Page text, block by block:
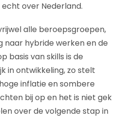
over Nederland.
alle beroepsgroepen,
naar hybride werken en de
basis van skills is de
in ontwikkeling, zo stelt
inflatie en sombere
bij op en het is niet gek
over de volgende stap in